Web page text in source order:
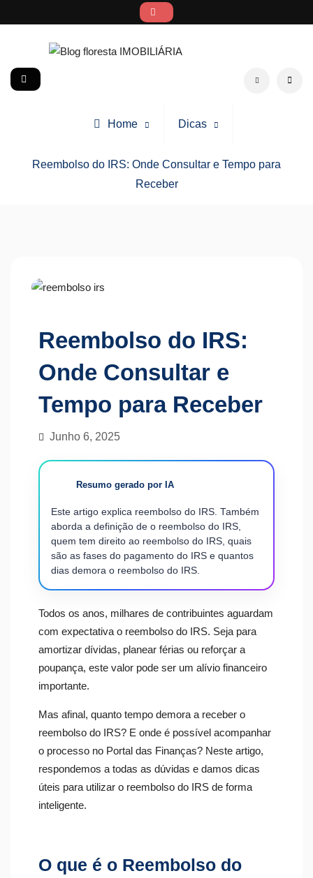
to
Blog floresta IMOBILIÁRIA Search social
Home Dicas
Reembolso do IRS: Onde Consultar e Tempo para
Receber
Reembolso do IRS:
Onde Consultar e
Tempo para Receber
Junho 6, 2025
Resumo gerado por IA
Este artigo explica reembolso do IRS. Também
aborda a definição de o reembolso do IRS,
quem tem direito ao reembolso do IRS, quais
são as fases do pagamento do IRS e quantos
dias demora o reembolso do IRS.
Todos os anos, milhares de contribuintes aguardam
com expectativa o reembolso do IRS. Seja para
amortizar dívidas, planear férias ou reforçar a
poupança, este valor pode ser um alívio financeiro
importante.
Mas afinal, quanto tempo demora a receber o
reembolso do IRS? E onde é possível acompanhar
o processo no Portal das Finanças? Neste artigo,
respondemos a todas as dúvidas e damos dicas
úteis para utilizar o reembolso do IRS de forma
inteligente.
O que é o Reembolso do